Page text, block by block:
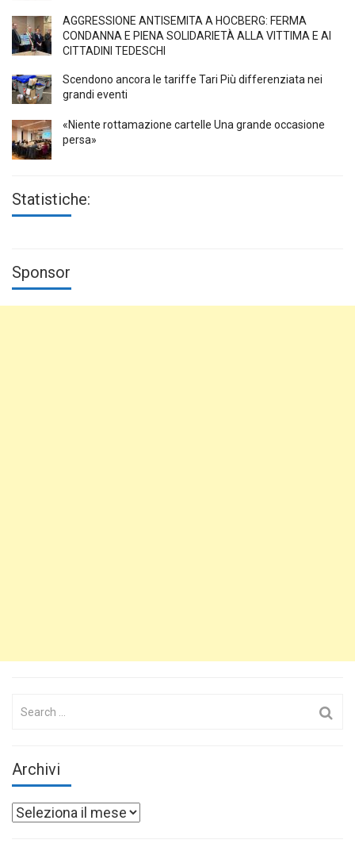
AGGRESSIONE ANTISEMITA A HÖCBERG: FERMA
CONDANNA E PIENA SOLIDARIETÀ ALLA VITTIMA E AI
CITTADINI TEDESCHI
Scendono ancora le tariffe Tari Più differenziata nei
grandi eventi
«Niente rottamazione cartelle Una grande occasione
persa»
Statistiche:
Sponsor
Archivi
Archivi